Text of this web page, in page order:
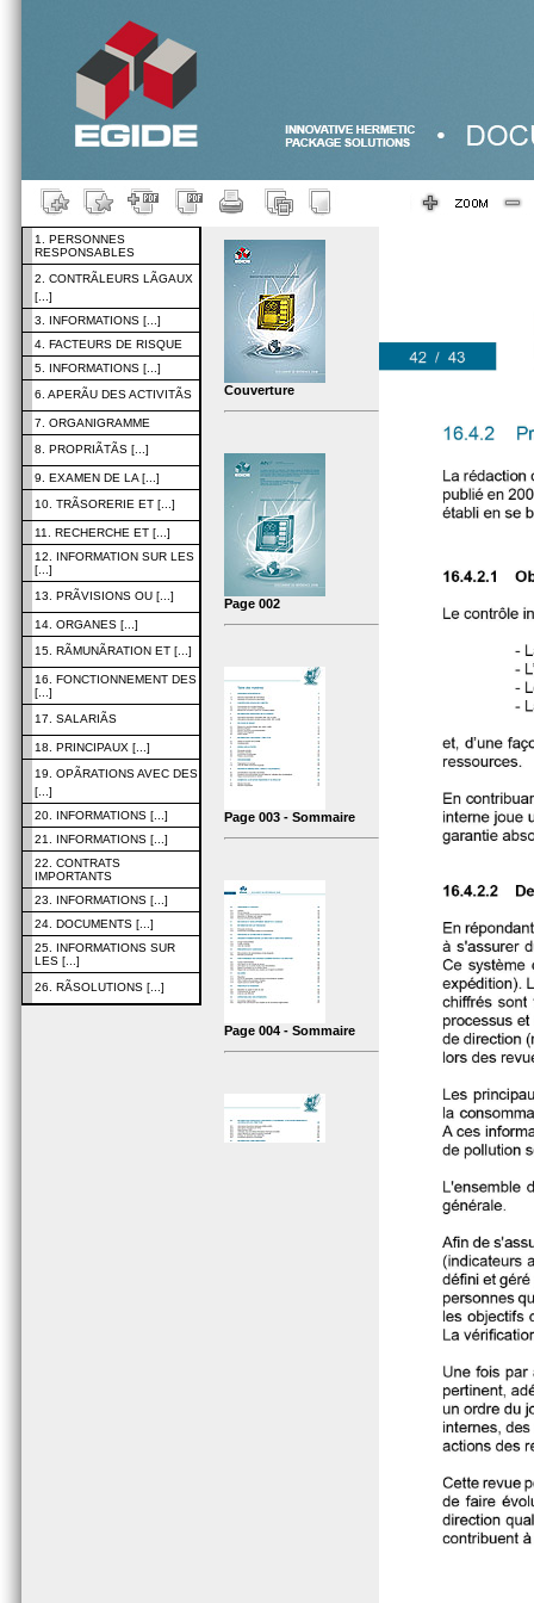
1. PERSONNES
RESPONSABLES
2. CONTRÃLEURS LÃGAUX
[...]
3. INFORMATIONS [...]
4. FACTEURS DE RISQUE
5. INFORMATIONS [...]
6. APERÃU DES ACTIVITÃS
7. ORGANIGRAMME
8. PROPRIÃTÃS [...]
9. EXAMEN DE LA [...]
10. TRÃSORERIE ET [...]
11. RECHERCHE ET [...]
12. INFORMATION SUR LES
[...]
13. PRÃVISIONS OU [...]
14. ORGANES [...]
15. RÃMUNÃRATION ET [...]
16. FONCTIONNEMENT DES
[...]
17. SALARIÃS
18. PRINCIPAUX [...]
19. OPÃRATIONS AVEC DES
[...]
20. INFORMATIONS [...]
21. INFORMATIONS [...]
22. CONTRATS
IMPORTANTS
23. INFORMATIONS [...]
24. DOCUMENTS [...]
25. INFORMATIONS SUR
LES [...]
26. RÃSOLUTIONS [...]
Couverture
Page 002
Page 003 - Sommaire
Page 004 - Sommaire